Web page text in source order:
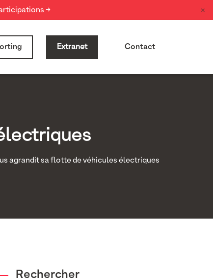
→ ×
Extranet Contact
agrandit sa flotte de véhicules électriques
Rechercher